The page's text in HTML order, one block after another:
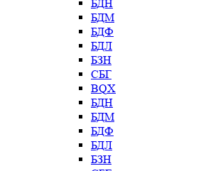
БДН
БДМ
БДФ
БДЛ
БЗН
СБГ
BQX
БДН
БДМ
БДФ
БДЛ
БЗН